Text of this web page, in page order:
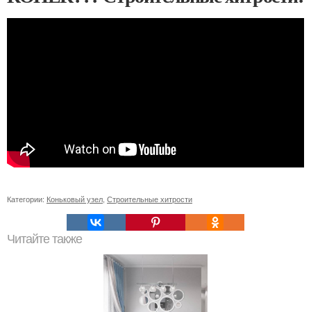
Категории: Коньковый узел Строительные хитрости
Читайте также